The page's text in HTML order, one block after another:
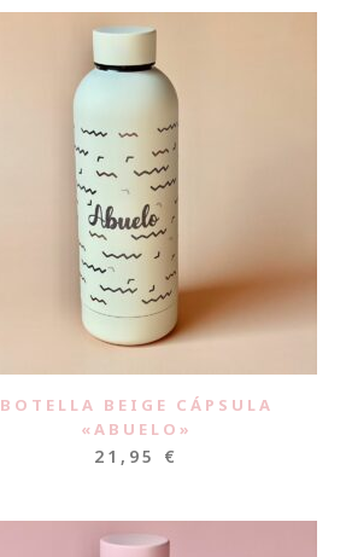
BOTELLA BEIGE CÁPSULA
«ABUELO»
21,95 €